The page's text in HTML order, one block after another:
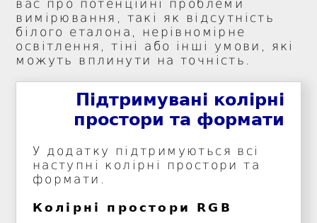
вас про потенційні проблеми
вимірювання, такі як відсутність
білого еталона, нерівномірне
освітлення, тіні або інші умови, які
можуть вплинути на точність.
Підтримувані колірні
простори та формати
У додатку підтримуються всі
наступні колірні простори та
формати.
Колірні простори RGB